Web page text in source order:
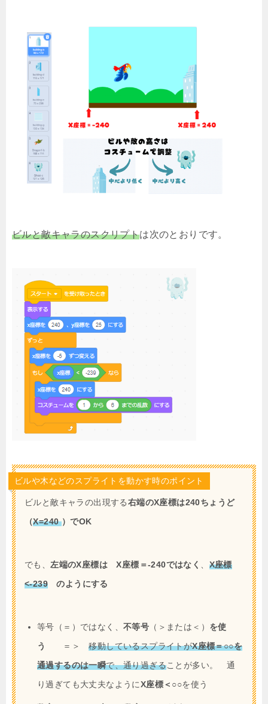
ビルと敵キャラのスクリプトは次のとおりです。
ビルや木などのスプライトを動かす時のポイント
ビルと敵キャラの出現する右端のX座標は240ちょうど
（X=240）でOK
でも、 左端のX座標は X座標＝-240ではなく
X座標
<-239 のようにする
等号（＝）ではなく、 不等号 （＞または＜） を使
う
＝＞移動しているスプライトがX座標＝○○を
通過するのは一瞬で、通り過ぎることが多い。 通
り過ぎても大丈夫なようにX座標＜○○を使う